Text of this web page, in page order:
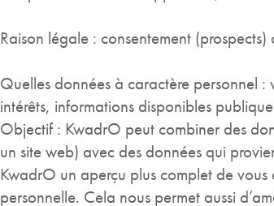
Raison légale : consentement
Quelles données à caractère personnel
intérêts, informations disponibles
Objectif : KwadrO peut combiner des
un site web) avec des données qui
KwadrO un aperçu plus complet de
personnelle. Cela nous permet aussi